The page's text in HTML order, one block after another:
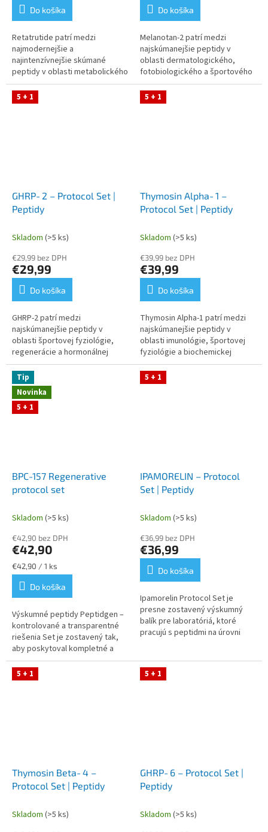
Do košíka
Retatrutide patrí medzi
najmodernejšie a
najintenzívnejšie skúmané
peptidy v oblasti metabolického
výskumu, športovej fyziológie a
biochemickej adaptácie. Tento
Protocol Set...
Do košíka
Melanotan‑2 patrí medzi
najskúmanejšie peptidy v
oblasti dermatologického,
fotobiologického a športového
výskumu. Tento Protocol Set
obsahuje Melanotan‑2,
bakteriostatickú vodu...
5 + 1
GHRP‑2 – Protocol Set |
Peptidy
Skladom (>5 ks)
€29,99 bez DPH
€29,99
Do košíka
GHRP‑2 patrí medzi
najskúmanejšie peptidy v
oblasti športovej fyziológie,
regenerácie a hormonálnej
adaptácie na záťaž. Tento
Protocol Set obsahuje GHRP‑2,
bakteriostatickú vodu...
5 + 1
Thymosin Alpha‑1 –
Protocol Set | Peptidy
Skladom (>5 ks)
€39,99 bez DPH
€39,99
Do košíka
Thymosin Alpha‑1 patrí medzi
najskúmanejšie peptidy v
oblasti imunológie, športovej
fyziológie a biochemickej
adaptácie na záťaž. Tento
Protocol Set obsahuje
Thymosin Alpha‑1,...
Tip
Novinka
5 + 1
BPC-157 Regenerative
protocol set
Skladom (>5 ks)
€42,90 bez DPH
€42,90
Jednotková
cena:
€42,90 / 1 ks
Do košíka
Výskumné peptidy Peptidgen –
kontrolované a transparentné
riešenia Set je zostavený tak,
aby poskytoval kompletné a
stabilné riešenie pre prácu s
molekulou BPC‑157, vrátane...
5 + 1
IPAMORELIN – Protocol
Set | Peptidy
Skladom (>5 ks)
€36,99 bez DPH
€36,99
Do košíka
Ipamorelin Protocol Set je
presne zostavený výskumný
balík pre laboratóriá, ktoré
pracujú s peptidmi na úrovni
kúpiť...
5 + 1
Thymosin Beta‑4 –
Protocol Set | Peptidy
Skladom (>5 ks)
5 + 1
GHRP‑6 – Protocol Set |
Peptidy
Skladom (>5 ks)